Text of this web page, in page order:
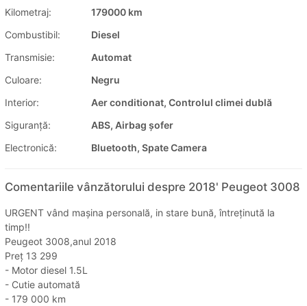
Kilometraj:
179000 km
Combustibil:
Diesel
Transmisie:
Automat
Culoare:
Negru
Interior:
Aer conditionat, Controlul climei dublă
Siguranţă:
ABS, Airbag șofer
Electronică:
Bluetooth, Spate Camera
Comentariile vânzătorului despre 2018' Peugeot 3008
URGENT vând mașina personală, in stare bună, întreținută la
timp!!
Peugeot 3008,anul 2018
Preț 13 299
- Motor diesel 1.5L
- Cutie automată
- 179 000 km